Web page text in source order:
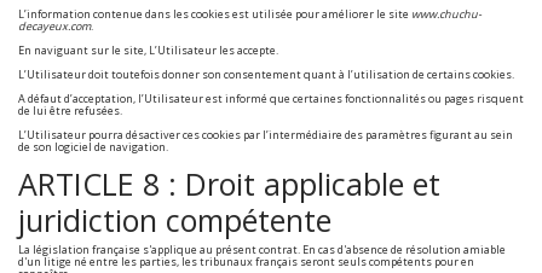
L’information contenue dans les cookies est utilisée pour améliorer le site www.chuchu-
decayeux.com.
En naviguant sur le site, L’Utilisateur les accepte.
L’Utilisateur doit toutefois donner son consentement quant à l’utilisation de certains cookies.
A défaut d’acceptation, l’Utilisateur est informé que certaines fonctionnalités ou pages risquent
de lui être refusées.
L’Utilisateur pourra désactiver ces cookies par l’intermédiaire des paramètres figurant au sein
de son logiciel de navigation.
ARTICLE 8 : Droit applicable et
juridiction compétente
La législation française s'applique au présent contrat. En cas d'absence de résolution amiable
d'un litige né entre les parties, les tribunaux français seront seuls compétents pour en